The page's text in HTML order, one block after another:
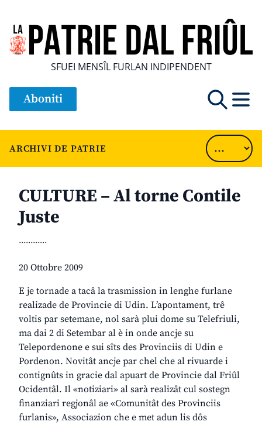
SFUEI MENSÎL FURLAN INDIPENDENT
Aboniti
ARCHIVI DE PATRIE
CULTURE – Al torne Contile
Juste
............
20 Ottobre 2009
E je tornade a tacâ la trasmission in lenghe furlane
realizade de Provincie di Udin. L’apontament, trê
voltis par setemane, nol sarà plui dome su Telefriuli,
ma dai 2 di Setembar al è in onde ancje su
Telepordenone e sui sîts des Provinciis di Udin e
Pordenon. Novitât ancje par chel che al rivuarde i
contignûts in gracie dal apuart de Provincie dal Friûl
Ocidentâl. Il «notiziari» al sarà realizât cul sostegn
finanziari regjonâl ae «Comunitât des Provinciis
furlanis», Associazion che e met adun lis dôs